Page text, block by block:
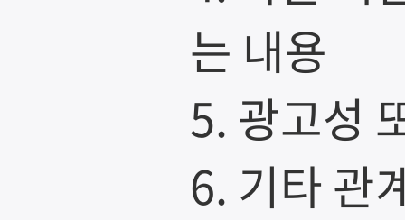
는 내용
5. 광고성
6. 기타 관